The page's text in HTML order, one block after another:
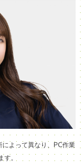
よって異なり
、PC作業
ます。